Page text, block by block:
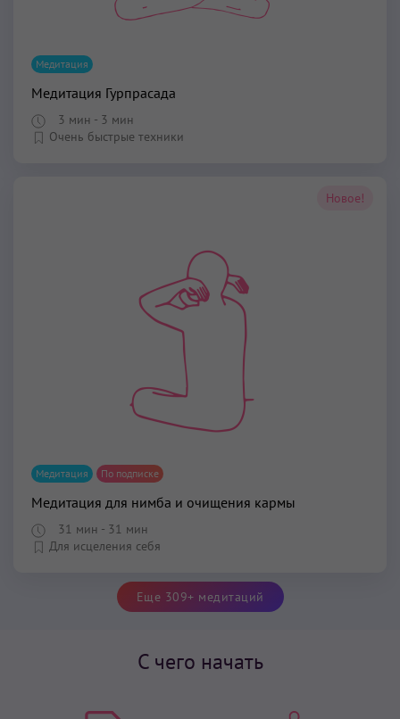
Медитация
Медитация Гурпрасада
3 мин - 3 мин
Очень быстрые техники
Новое!
Медитация По подписке
Медитация для нимба и очищения кармы
31 мин - 31 мин
Для исцеления себя
Еще 309+ медитаций
С чего начать